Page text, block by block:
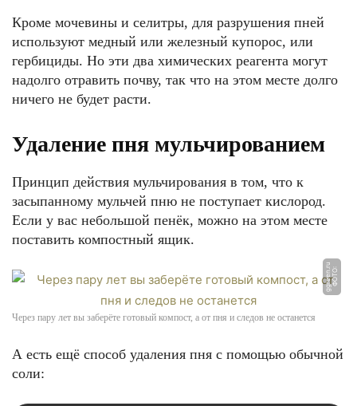
Кроме мочевины и селитры, для разрушения пней
используют медный или железный купорос, или
гербициды. Но эти два химических реагента могут
надолго отравить почву, так что на этом месте долго
ничего не будет расти.
Удаление пня мульчированием
Принцип действия мульчирования в том, что к
засыпанному мульчей пню не поступает кислород.
Если у вас небольшой пенёк, можно на этом месте
поставить компостный ящик.
Ф
О
Т
О:
g
g
r
e
e
n.
r
u
Через пару лет вы заберёте готовый компост, а от пня и следов не останется
А есть ещё способ удаления пня с помощью обычной
соли: